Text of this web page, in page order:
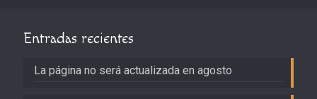
Entradas recientes
La página no será actualizada en agosto